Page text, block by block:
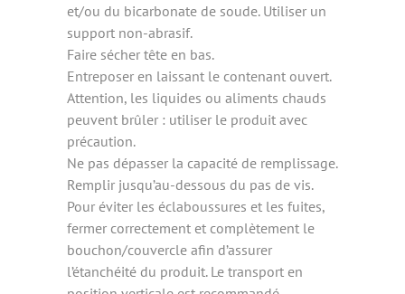
et/ou du bicarbonate de soude. Utiliser un
support non-abrasif.
Faire sécher tête en bas.
Entreposer en laissant le contenant ouvert.
Attention, les liquides ou aliments chauds
peuvent brûler : utiliser le produit avec
précaution.
Ne pas dépasser la capacité de remplissage.
Remplir jusqu’au-dessous du pas de vis.
Pour éviter les éclaboussures et les fuites,
fermer correctement et complètement le
bouchon/couvercle afin d’assurer
l’étanchéité du produit. Le transport en